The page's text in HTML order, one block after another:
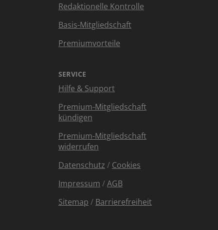
Redaktionelle Kontrolle
Basis-Mitgliedschaft
Premiumvorteile
SERVICE
Hilfe & Support
Premium-Mitgliedschaft
kündigen
Premium-Mitgliedschaft
widerrufen
Datenschutz / Cookies
Impressum /AGB
Sitemap / Barrierefreiheit